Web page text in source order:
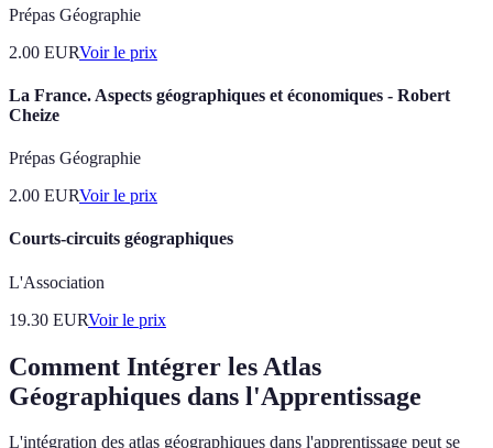
Prépas Géographie
2.00 EURVoir le prix
La France. Aspects géographiques et économiques - Robert
Cheize
Prépas Géographie
2.00 EURVoir le prix
Courts-circuits géographiques
L'Association
19.30 EURVoir le prix
Comment Intégrer les Atlas
Géographiques dans l'Apprentissage
L'intégration des atlas géographiques dans l'apprentissage peut se